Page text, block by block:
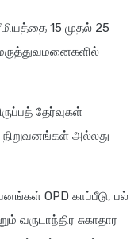
15 முதல் 25
தேர்வுகள்
அல்லது
OPD காப்பீடு, பல்
சுகாதார